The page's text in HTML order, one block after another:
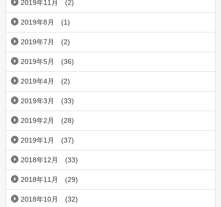
2019年11月 (2)
2019年8月 (1)
2019年7月 (2)
2019年5月 (36)
2019年4月 (2)
2019年3月 (33)
2019年2月 (28)
2019年1月 (37)
2018年12月 (33)
2018年11月 (29)
2018年10月 (32)